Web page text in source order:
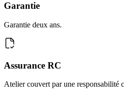
Garantie
Garantie deux ans.
Assurance RC
Atelier couvert par une responsabilité